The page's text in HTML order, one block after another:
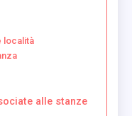
località
alle stanze